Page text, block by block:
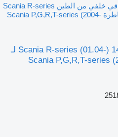
واقي خلفي من الطين Scania R-series
(01.04-) 1485486 لـ السيارات القاطرة Scania P,G,R,T-series (2004-
واقي خلفي من الطين Scania R-series (01.04-) 1485486 لـ